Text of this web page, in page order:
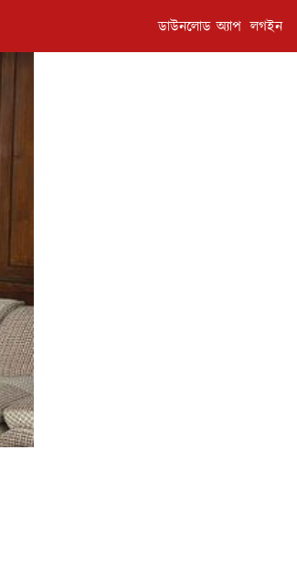
ডাউনলোড অ্যাপ লগইন